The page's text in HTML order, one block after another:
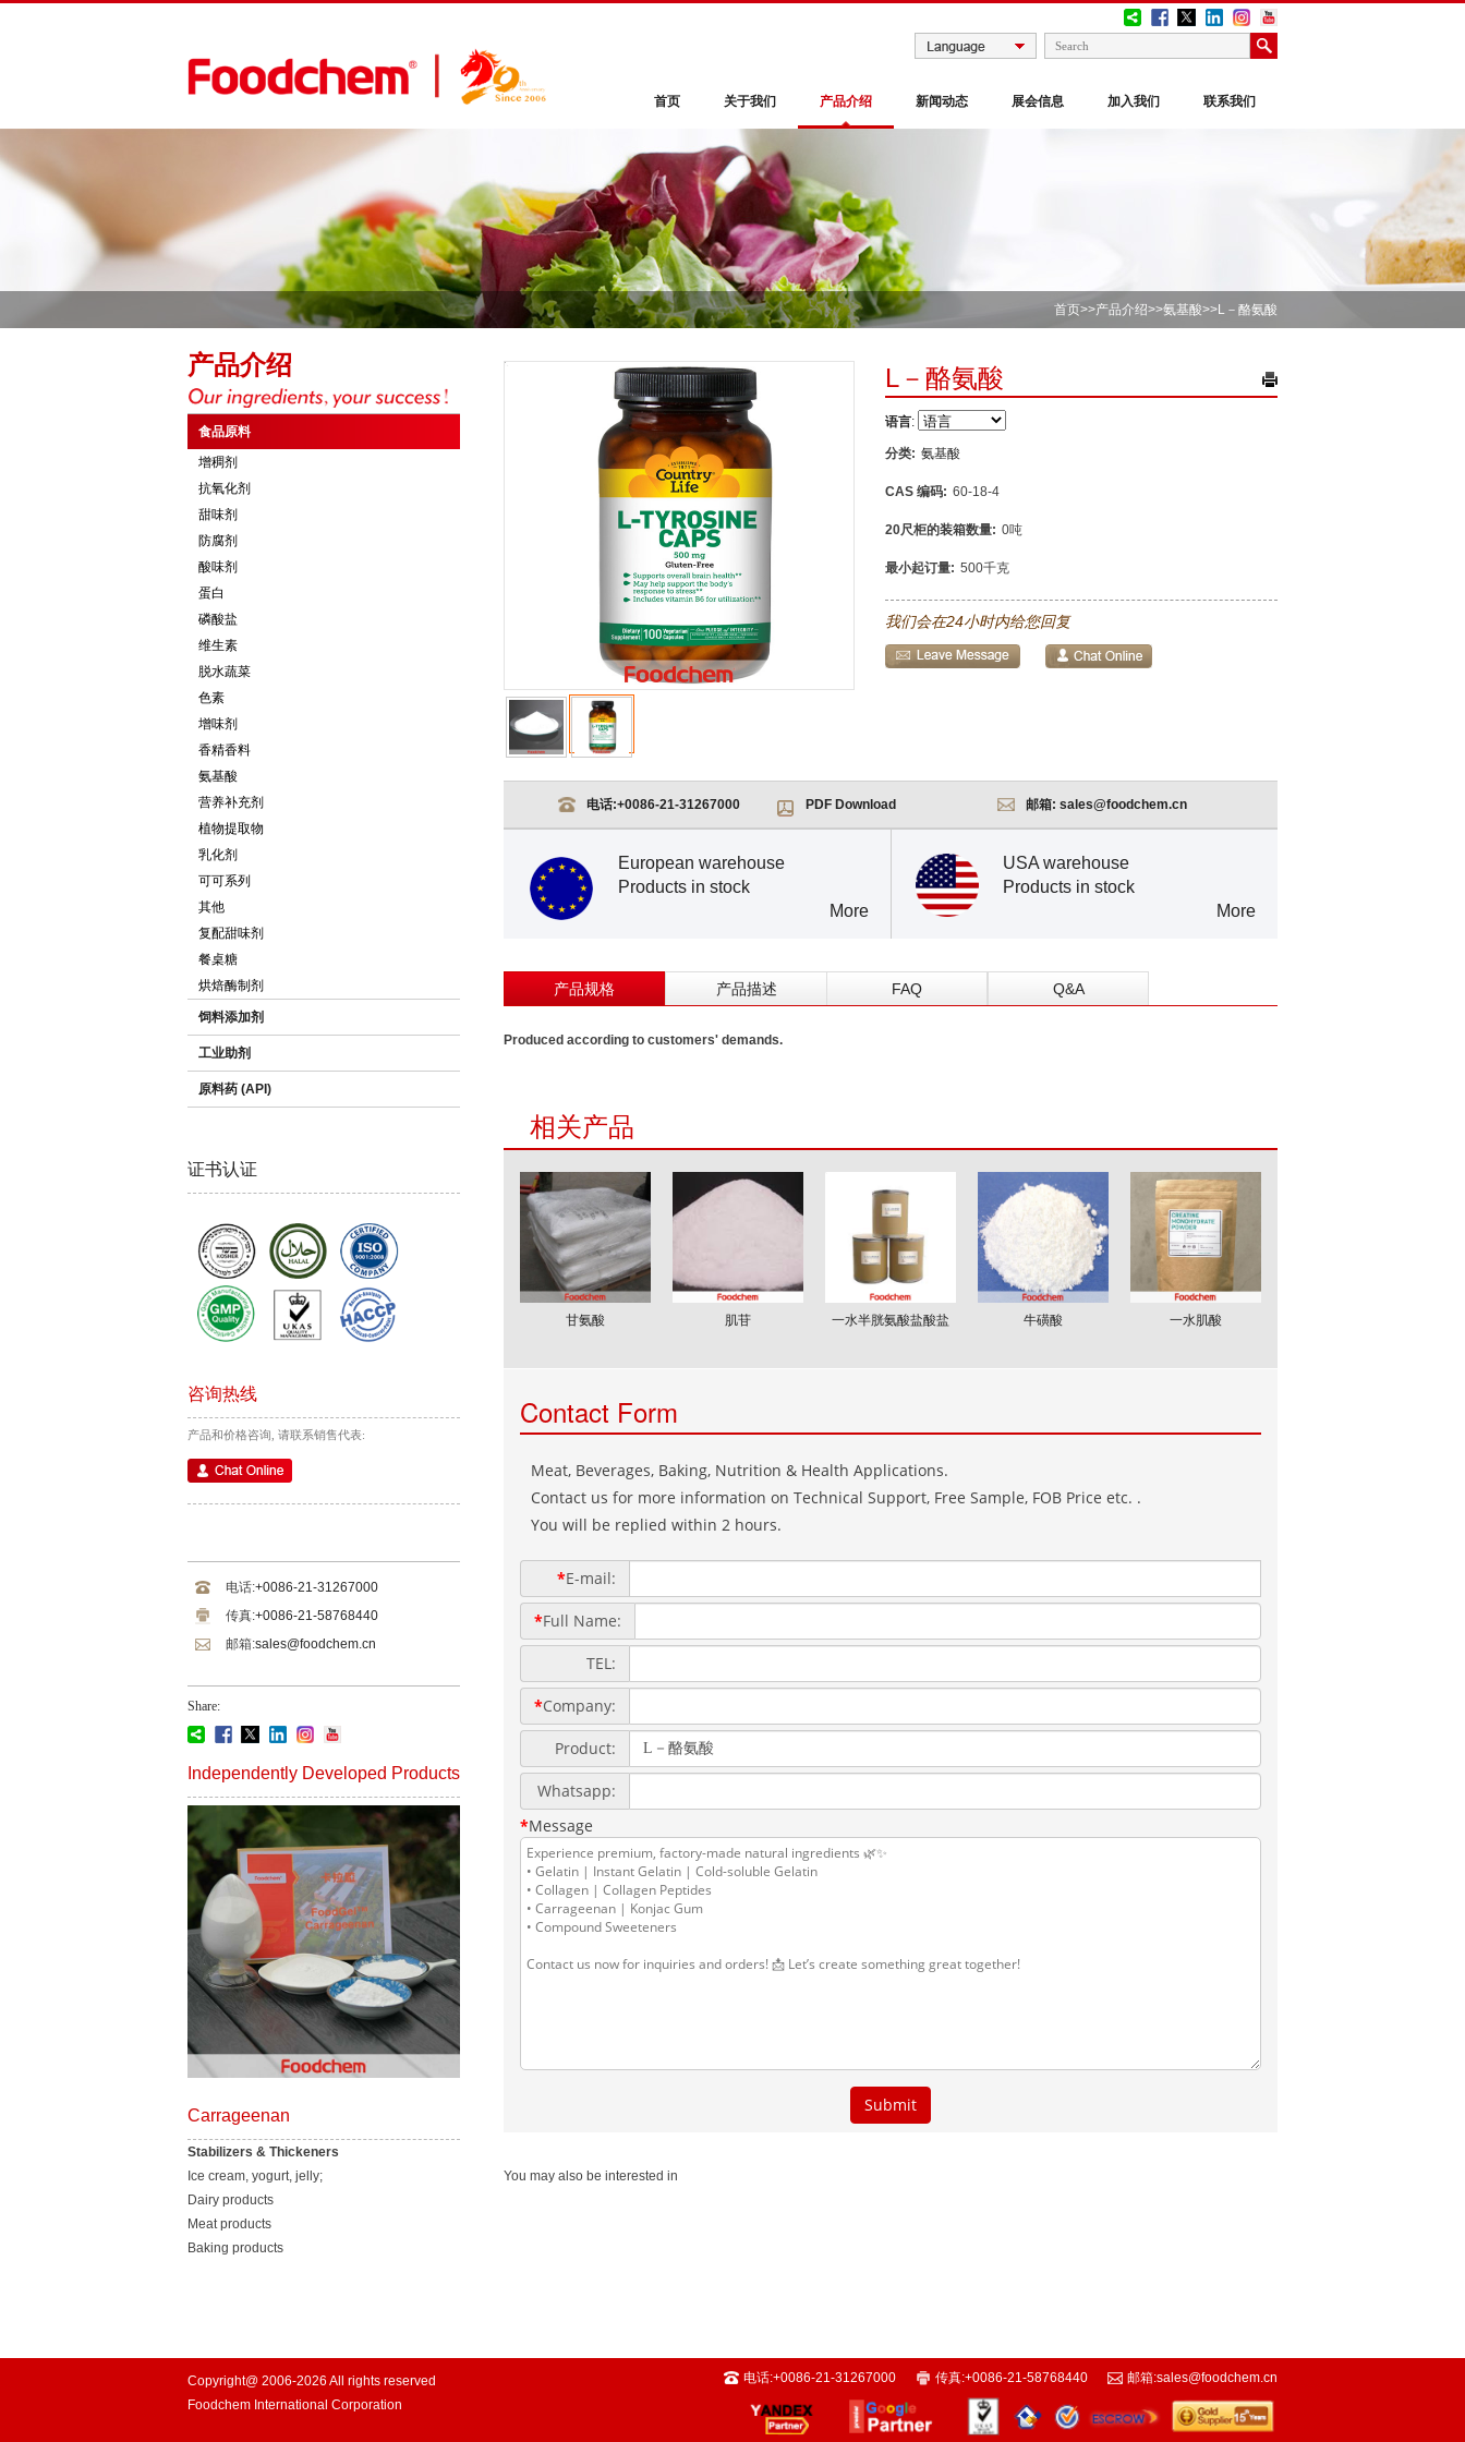
首页 关于我们 产品介绍 新闻动态 展会信息 加入我们 联系我们
首页>>产品介绍>>氨基酸>>L－酪氨酸
产品介绍
食品原料
增稠剂
抗氧化剂
甜味剂
防腐剂
酸味剂
蛋白
磷酸盐
维生素
脱水蔬菜
色素
增味剂
香精香料
氨基酸
营养补充剂
植物提取物
乳化剂
可可系列
其他
复配甜味剂
餐桌糖
烘焙酶制剂
饲料添加剂
工业助剂
原料药 (API)
证书认证
咨询热线
产品和价格咨询, 请联系销售代表:
电话:+0086-21-31267000
传真:+0086-21-58768440
邮箱:sales@foodchem.cn
Share:
Independently Developed Products
Carrageenan
Stabilizers & Thickeners
Ice cream, yogurt, jelly;
Dairy products
Meat products
Baking products
L－酪氨酸
语言:
分类: 氨基酸
CAS 编码: 60-18-4
20尺柜的装箱数量: 0吨
最小起订量: 500千克
我们会在24小时内给您回复
电话:+0086-21-31267000 PDF Download 邮箱: sales@foodchem.cn
European warehouse
Products in stock
More
USA warehouse
Products in stock
More
产品规格 产品描述 FAQ Q&A
Produced according to customers' demands.
相关产品
甘氨酸 肌苷 一水半胱氨酸盐酸盐 牛磺酸 一水肌酸
You may also be interested in
Copyright@ 2006-2026 All rights reserved
Foodchem International Corporation
电话:+0086-21-31267000 传真:+0086-21-58768440 邮箱:sales@foodchem.cn